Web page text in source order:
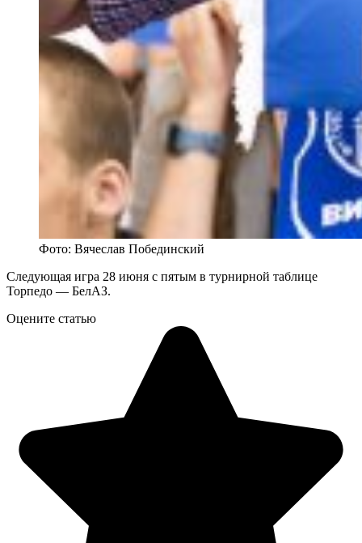
Фото: Вячеслав Побединский
Следующая игра 28 июня с пятым в турнирной таблице
Торпедо — БелАЗ.
Оцените статью